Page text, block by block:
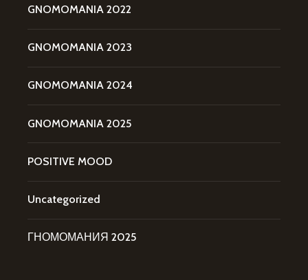
GNOMOMANIA 2022
GNOMOMANIA 2023
GNOMOMANIA 2024
GNOMOMANIA 2025
POSITIVE MOOD
Uncategorized
ГНОМОМАНИЯ 2025